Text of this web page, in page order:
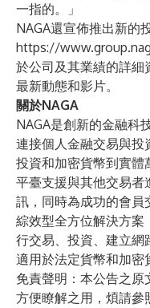
一指的。」
NAGA還宣佈推出新的
https://
於公司及其業績的詳細
最新動態和影片。
關於NAGA
NAGA是創新的金融科
連接個人金融交易與投
投資和加密貨幣到實體
平臺支援與其他交易者
訊，同時為成功的會員
綜效型全方位解決方案
行交易、投資、建立網
適用於法定貨幣和加密
免責聲明：本公告之
方便瞭解之用，煩請參